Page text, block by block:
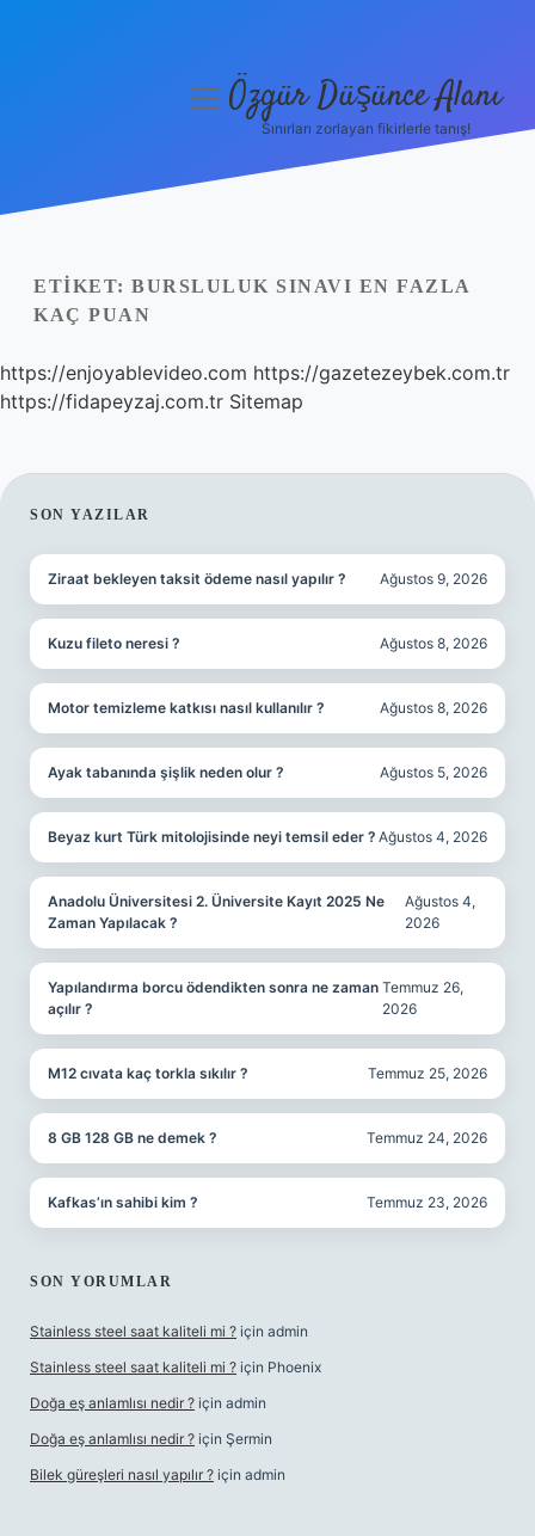
Yasal Uyarı
menüyüÖzgür Düşünce Alanı
Sınırları zorlayan fikirlerle tanış!
ETIKET: BURSLULUK SINAVI EN FAZLA
KAÇ PUAN
https://enjoyablevideo.com https://gazetezeybek.com.tr
https://fidapeyzaj.com.tr Sitemap
SIDEBAR
SON YAZILAR
Ziraat bekleyen taksit ödeme nasıl yapılır ? Ağustos 9, 2026
Kuzu fileto neresi ? Ağustos 8, 2026
Motor temizleme katkısı nasıl kullanılır ? Ağustos 8, 2026
Ayak tabanında şişlik neden olur ? Ağustos 5, 2026
Beyaz kurt Türk mitolojisinde neyi temsil eder ? Ağustos 4, 2026
Anadolu Üniversitesi 2. Üniversite Kayıt 2025 Ne
Zaman Yapılacak ?
Ağustos 4,
2026
Yapılandırma borcu ödendikten sonra ne zaman
açılır ?
Temmuz 26,
2026
M12 cıvata kaç torkla sıkılır ? Temmuz 25, 2026
8 GB 128 GB ne demek ? Temmuz 24, 2026
Kafkas’ın sahibi kim ? Temmuz 23, 2026
SON YORUMLAR
Stainless steel saat kaliteli mi ? için admin
Stainless steel saat kaliteli mi ? için Phoenix
Doğa eş anlamlısı nedir ? için admin
Doğa eş anlamlısı nedir ? için Şermin
Bilek güreşleri nasıl yapılır ? için admin